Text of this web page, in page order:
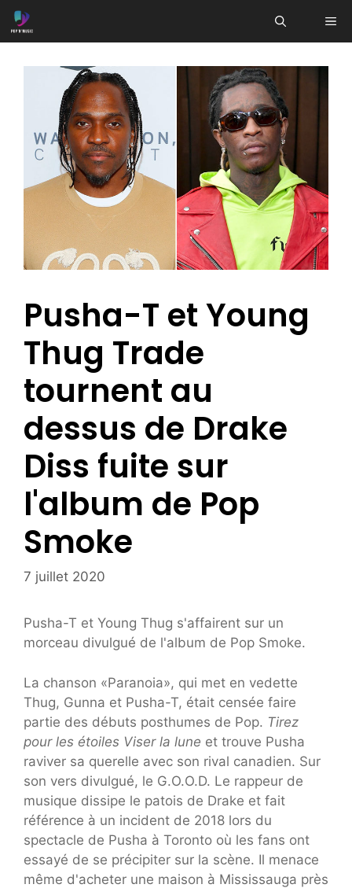
Aller
au
Pusha-T et Young
Thug Trade
tournent au
dessus de Drake
Diss fuite sur
l'album de Pop
Smoke
7 juillet 2020
Pusha-T et Young Thug s'affairent sur un
morceau divulgué de l'album de Pop Smoke.
La chanson «Paranoia», qui met en vedette
Thug, Gunna et Pusha-T, était censée faire
partie des débuts posthumes de Pop. Tirez
pour les étoiles Viser la lune et trouve Pusha
raviver sa querelle avec son rival canadien. Sur
son vers divulgué, le G.O.O.D. Le rappeur de
musique dissipe le patois de Drake et fait
référence à un incident de 2018 lors du
spectacle de Pusha à Toronto où les fans ont
essayé de se précipiter sur la scène. Il menace
même d'acheter une maison à Mississauga près